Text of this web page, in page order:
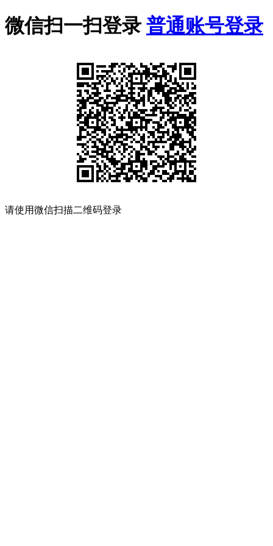
微信扫一扫登录 普通账号登录
请使用微信扫描二维码登录